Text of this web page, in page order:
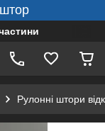
Рулонні штори